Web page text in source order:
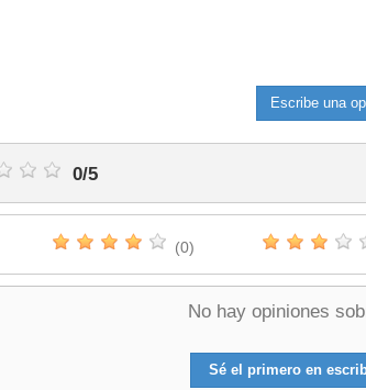
Escribe una
0/5
(0)
No hay opiniones
Sé el primero en